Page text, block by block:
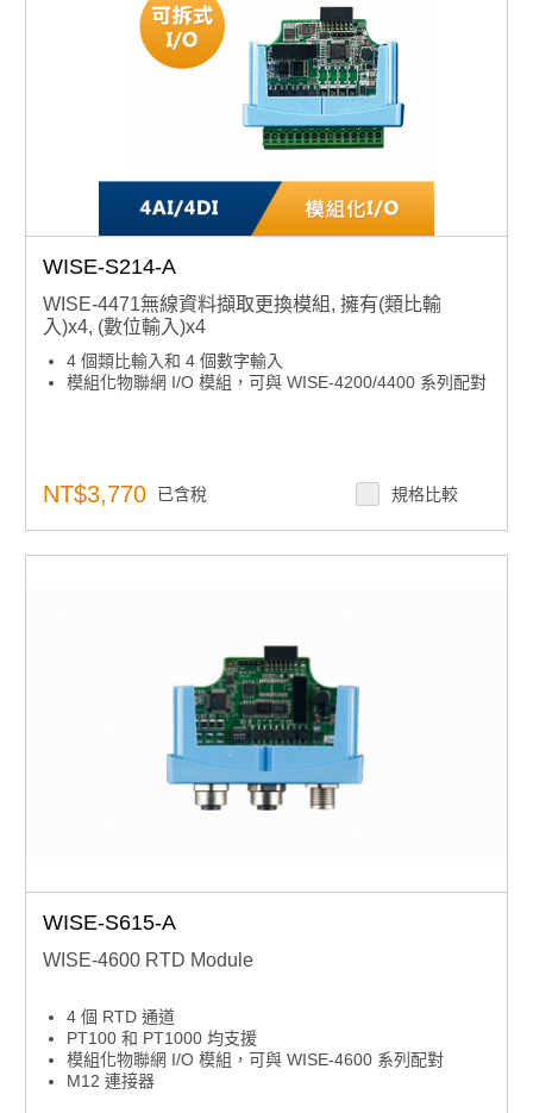
WISE-S214-A
WISE-4471無線資料擷取更換模組, 擁有(類比輸
入)x4, (數位輸入)x4
4 個類比輸入和 4 個數字輸入
模組化物聯網 I/O 模組，可與 WISE-4200/4400 系列配對
NT$3,770 已含稅 規格比較
WISE-S615-A
WISE-4600 RTD Module
4 個 RTD 通道
PT100 和 PT1000 均支援
模組化物聯網 I/O 模組，可與 WISE-4600 系列配對
M12 連接器